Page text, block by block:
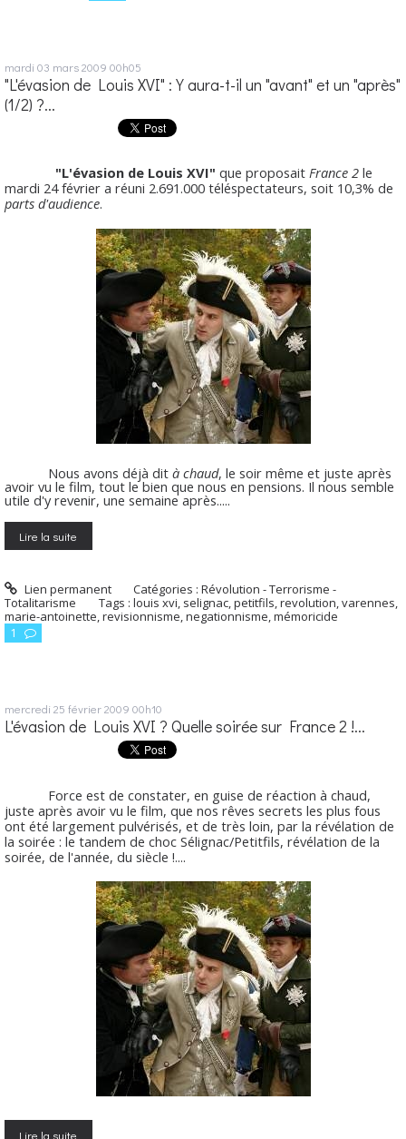
mardi 03 mars 2009 00h05
"L'évasion de Louis XVI" : Y aura-t-il un "avant" et un "après"
(1/2) ?...
"L'évasion de Louis XVI" que proposait France 2 le
mardi 24 février a réuni 2.691.000 téléspectateurs, soit 10,3% de
parts d'audience.
Nous avons déjà dit à chaud, le soir même et juste après
avoir vu le film, tout le bien que nous en pensions. Il nous semble
utile d'y revenir, une semaine après.....
Lire la suite
Lien permanent Catégories :Révolution - Terrorisme -
Totalitarisme
Tags : louis xvi, selignac,petitfils,revolution,varennes,
marie-antoinette,revisionnisme,negationnisme,mémoricide
1
mercredi 25 février 2009 00h10
L'évasion de Louis XVI ? Quelle soirée sur France 2 !...
Force est de constater, en guise de réaction à chaud,
juste après avoir vu le film, que nos rêves secrets les plus fous
ont été largement pulvérisés, et de très loin, par la révélation de
la soirée : le tandem de choc Sélignac/Petitfils, révélation de la
soirée, de l'année, du siècle !....
Lire la suite